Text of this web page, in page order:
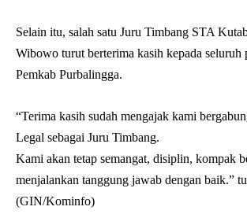
Selain itu, salah satu Juru Timbang STA
Wibowo turut berterima kasih kepada seluruh
Pemkab Purbalingga.
“Terima kasih sudah mengajak kami
Legal sebagai Juru Timbang.
Kami akan tetap semangat, disiplin, kompak
menjalankan tanggung jawab dengan baik.”
(GIN/Kominfo)